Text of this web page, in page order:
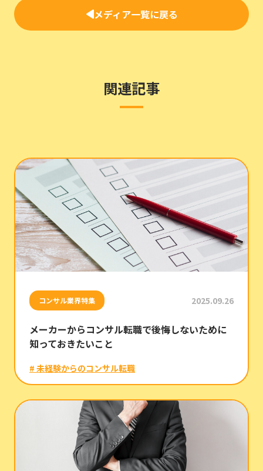
メディア一覧に戻る
関連記事
コンサル業界特集 2025.09.26
メーカーからコンサル転職で後悔しないために
知っておきたいこと
# 未経験からのコンサル転職